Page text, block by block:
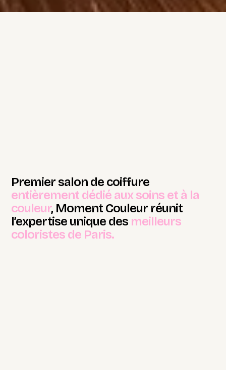
Premier salon de coiffure
entièrement dédié aux soins et à la
couleur, Moment Couleur réunit
l’expertise unique des meilleurs
coloristes de Paris.